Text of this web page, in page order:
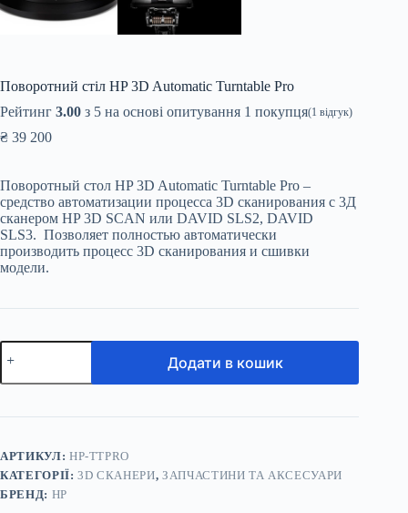
Поворотний стіл HP 3D Automatic Turntable Pro
Рейтинг 3.00 з 5 на основі опитування 1 покупця(1 відгук)
₴ 39 200
Поворотный стол HP 3D Automatic Turntable Pro –
средство автоматизации процесса 3D сканирования с 3Д
сканером HP 3D SCAN или DAVID SLS2, DAVID
SLS3. Позволяет полностью автоматически
производить процесс 3D сканирования и сшивки
модели.
Поворотний
стіл
HP
кількість
Додати в кошик
АРТИКУЛ: HP-TTPRO
КАТЕГОРІЇ:3D СКАНЕРИ, ЗАПЧАСТИНИ ТА АКСЕСУАРИ
БРЕНД: HP